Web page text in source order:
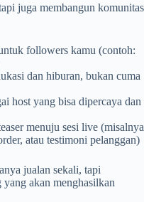
juga membangun komunitas
followers kamu (contoh:
dan hiburan, bukan cuma
host yang bisa dipercaya dan
menuju sesi live (misalnya
atau testimoni pelanggan)
jualan sekali, tapi
akan menghasilkan